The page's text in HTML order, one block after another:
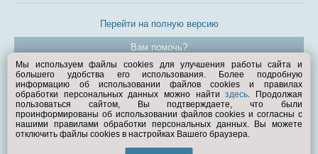
Перейти на полную версию
Вам помочь?
© Exist.ru 1998—2026
Мы используем файлы cookies для улучшения работы сайта и
большего удобства его использования. Более подробную
информацию об использовании файлов cookies и правилах
обработки персональных данных можно найтиздесь. Продолжая
пользоваться сайтом, Вы подтверждаете, что были
проинформированы об использовании файлов cookies и согласны с
нашими правилами обработки персональных данных. Вы можете
отключить файлы cookies в настройках Вашего браузера.